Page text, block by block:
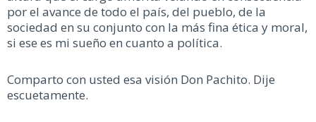
por el avance de todo el país, del pueblo, de la
sociedad en su conjunto con la más fina ética y moral,
si ese es mi sueño en cuanto a política.
Comparto con usted esa visión Don Pachito. Dije
escuetamente.